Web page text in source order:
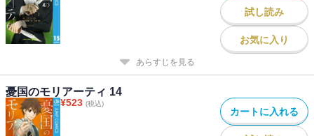
試し読み
お気に入り
あらすじを見る
憂国のモリアーティ 14
¥523 (税込)
カートに入れる